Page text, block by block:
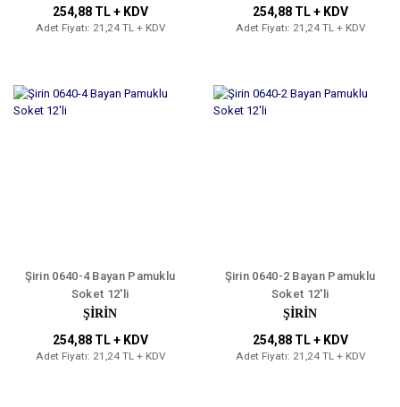
254,88 TL + KDV
Adet Fiyatı: 21,24 TL + KDV
254,88 TL + KDV
Adet Fiyatı: 21,24 TL + KDV
Şirin 0640-4 Bayan Pamuklu
Soket 12'li
ŞİRİN
254,88 TL + KDV
Adet Fiyatı: 21,24 TL + KDV
Şirin 0640-2 Bayan Pamuklu
Soket 12'li
ŞİRİN
254,88 TL + KDV
Adet Fiyatı: 21,24 TL + KDV